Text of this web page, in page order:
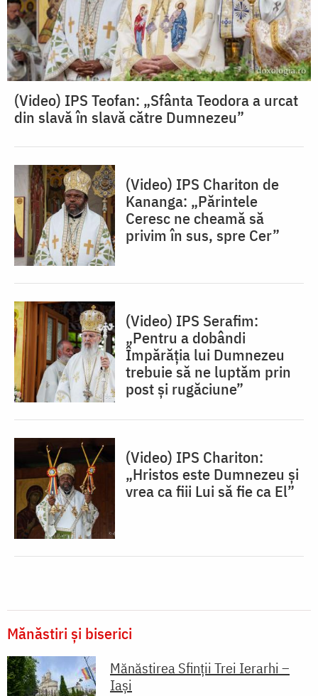
(Video) IPS Teofan: „Sfânta Teodora a urcat
din slavă în slavă către Dumnezeu”
(Video) IPS Chariton de
Kananga: „Părintele
Ceresc ne cheamă să
privim în sus, spre Cer”
(Video) IPS Serafim:
„Pentru a dobândi
Împărăția lui Dumnezeu
trebuie să ne luptăm prin
post și rugăciune”
(Video) IPS Chariton:
„Hristos este Dumnezeu și
vrea ca fiii Lui să fie ca El”
Mănăstiri și biserici
Mănăstirea Sfinții Trei Ierarhi –
Iași